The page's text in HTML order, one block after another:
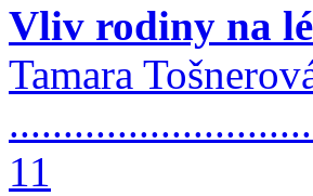
Vliv rodiny na
Tamara
11